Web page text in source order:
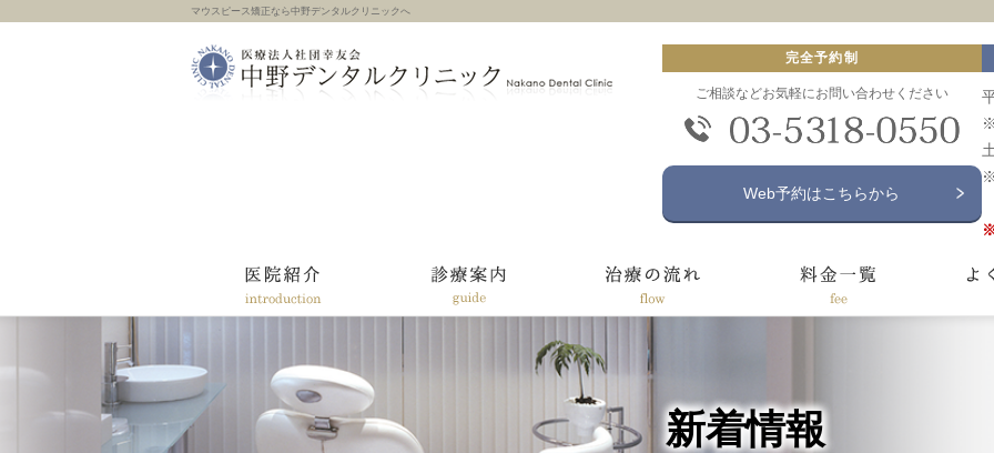
マウスピース矯正なら中野デンタルクリニックへ
完全予約制
ご相談などお気軽にお問い合わせください
Web予約はこちらから
※
新着情報